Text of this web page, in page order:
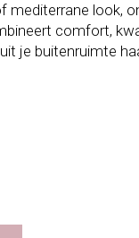
mediterrane look,
comfort,
je buitenruimte